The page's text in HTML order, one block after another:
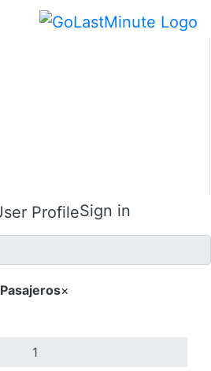
Sign in
Pasajeros×